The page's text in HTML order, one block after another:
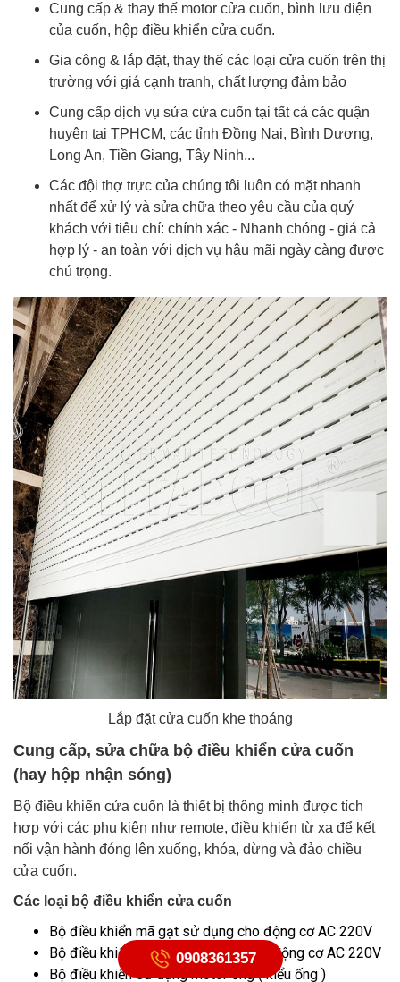
Cung cấp & thay thế motor cửa cuốn, bình lưu điện
của cuốn, hộp điều khiển cửa cuốn.
Gia công & lắp đặt, thay thế các loại cửa cuốn trên thị
trường với giá cạnh tranh, chất lượng đảm bảo
Cung cấp dịch vụ sửa cửa cuốn tại tất cả các quận
huyện tại TPHCM, các tỉnh Đồng Nai, Bình Dương,
Long An, Tiền Giang, Tây Ninh...
Các đội thợ trực của chúng tôi luôn có mặt nhanh
nhất để xử lý và sửa chữa theo yêu cầu của quý
khách với tiêu chí: chính xác - Nhanh chóng - giá cả
hợp lý - an toàn với dịch vụ hậu mãi ngày càng được
chú trọng.
Lắp đặt cửa cuốn khe thoáng
Cung cấp, sửa chữa bộ điều khiển cửa cuốn
(hay hộp nhận sóng)
Bộ điều khiển cửa cuốn là thiết bị thông minh được tích
hợp với các phụ kiện như remote, điều khiển từ xa để kết
nối vận hành đóng lên xuống, khóa, dừng và đảo chiều
cửa cuốn.
Các loại bộ điều khiển cửa cuốn
Bộ điều khiển mã gạt sử dụng cho động cơ AC 220V
Bộ điều khiển mã nhảy sử dụng cho động cơ AC 220V
Bộ điều khiển sử dụng motor ống ( kiểu ống )
0908361357